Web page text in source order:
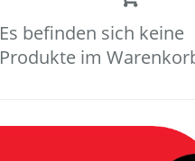
Es befinden sich keine
Produkte im